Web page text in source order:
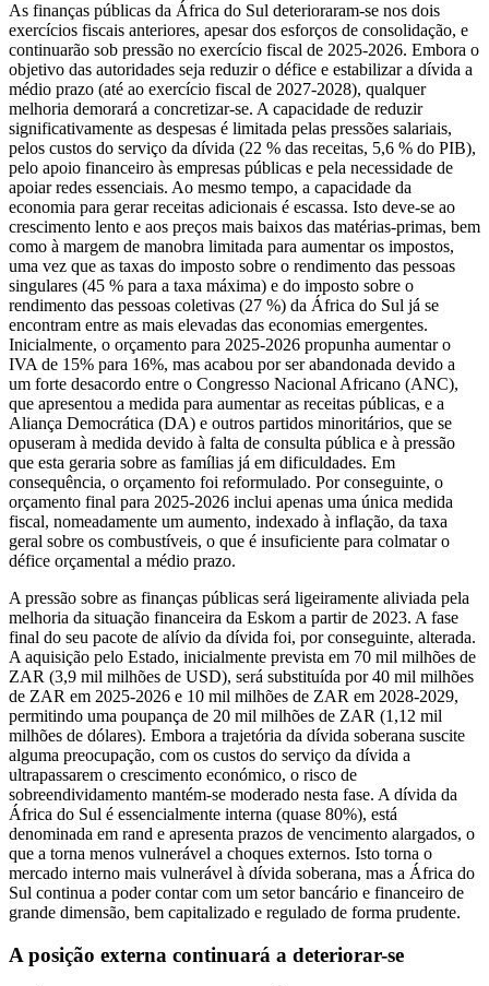
As finanças públicas da África do Sul deterioraram-se nos dois
exercícios fiscais anteriores, apesar dos esforços de consolidação, e
continuarão sob pressão no exercício fiscal de 2025-2026. Embora o
objetivo das autoridades seja reduzir o défice e estabilizar a dívida a
médio prazo (até ao exercício fiscal de 2027-2028), qualquer
melhoria demorará a concretizar-se. A capacidade de reduzir
significativamente as despesas é limitada pelas pressões salariais,
pelos custos do serviço da dívida (22 % das receitas, 5,6 % do PIB),
pelo apoio financeiro às empresas públicas e pela necessidade de
apoiar redes essenciais. Ao mesmo tempo, a capacidade da
economia para gerar receitas adicionais é escassa. Isto deve-se ao
crescimento lento e aos preços mais baixos das matérias-primas, bem
como à margem de manobra limitada para aumentar os impostos,
uma vez que as taxas do imposto sobre o rendimento das pessoas
singulares (45 % para a taxa máxima) e do imposto sobre o
rendimento das pessoas coletivas (27 %) da África do Sul já se
encontram entre as mais elevadas das economias emergentes.
Inicialmente, o orçamento para 2025-2026 propunha aumentar o
IVA de 15% para 16%, mas acabou por ser abandonada devido a
um forte desacordo entre o Congresso Nacional Africano (ANC),
que apresentou a medida para aumentar as receitas públicas, e a
Aliança Democrática (DA) e outros partidos minoritários, que se
opuseram à medida devido à falta de consulta pública e à pressão
que esta geraria sobre as famílias já em dificuldades. Em
consequência, o orçamento foi reformulado. Por conseguinte, o
orçamento final para 2025-2026 inclui apenas uma única medida
fiscal, nomeadamente um aumento, indexado à inflação, da taxa
geral sobre os combustíveis, o que é insuficiente para colmatar o
défice orçamental a médio prazo.
A pressão sobre as finanças públicas será ligeiramente aliviada pela
melhoria da situação financeira da Eskom a partir de 2023. A fase
final do seu pacote de alívio da dívida foi, por conseguinte, alterada.
A aquisição pelo Estado, inicialmente prevista em 70 mil milhões de
ZAR (3,9 mil milhões de USD), será substituída por 40 mil milhões
de ZAR em 2025-2026 e 10 mil milhões de ZAR em 2028-2029,
permitindo uma poupança de 20 mil milhões de ZAR (1,12 mil
milhões de dólares). Embora a trajetória da dívida soberana suscite
alguma preocupação, com os custos do serviço da dívida a
ultrapassarem o crescimento económico, o risco de
sobreendividamento mantém-se moderado nesta fase. A dívida da
África do Sul é essencialmente interna (quase 80%), está
denominada em rand e apresenta prazos de vencimento alargados, o
que a torna menos vulnerável a choques externos. Isto torna o
mercado interno mais vulnerável à dívida soberana, mas a África do
Sul continua a poder contar com um setor bancário e financeiro de
grande dimensão, bem capitalizado e regulado de forma prudente.
A posição externa continuará a deteriorar-se